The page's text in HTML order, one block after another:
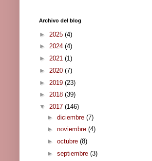
Archivo del blog
► 2025 (4)
► 2024 (4)
► 2021 (1)
► 2020 (7)
► 2019 (23)
► 2018 (39)
▼ 2017 (146)
► diciembre (7)
► noviembre (4)
► octubre (8)
► septiembre (3)